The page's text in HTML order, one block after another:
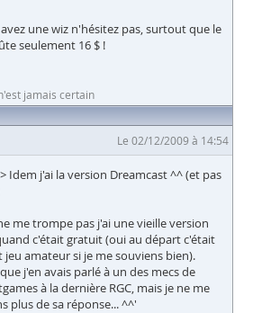
une wiz n'hésitez pas, surtout que le
seulement 16 $ !
jamais certain
Le 02/12/2009 à 14:54
Idem j'ai la version Dreamcast ^^ (et pas
me trompe pas j'ai une vieille version
c'était gratuit (oui au départ c'était
jeu amateur si je me souviens bien).
que j'en avais parlé à un des mecs de
à la dernière RGC, mais je ne me
plus de sa réponse... ^^'